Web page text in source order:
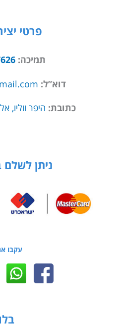
פרטי
תמיכה:
דוא”ל:
כתובת: היפר ווליו,
ניתן
עקבו